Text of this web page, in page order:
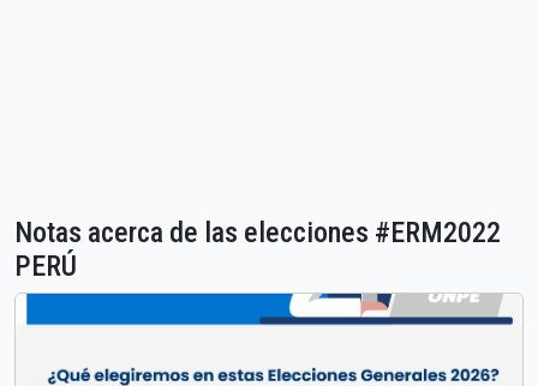
Notas acerca de las elecciones #ERM2022
PERÚ